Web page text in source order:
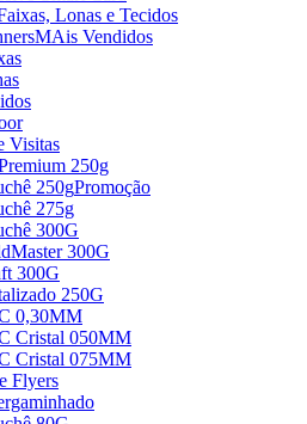
Lonas e Tecidos
MAis Vendidos
Visitas
250g
250gPromoção
275g
300G
300G
300G
250G
0,30MM
Cristal 050MM
Cristal 075MM
Flyers